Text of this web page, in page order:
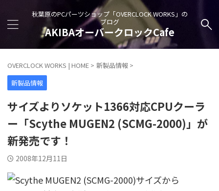
秋葉原のPCパーツショップ「OVERCLOCK WORKS」の
ブログ
AKIBAオーバークロックCafe
OVERCLOCK WORKS | HOME > 新製品情報 >
新製品情報
サイズよりソケット1366対応CPUクーラ
ー「Scythe MUGEN2 (SCMG-2000)」が
新発売です！
2008年12月11日
サイズから